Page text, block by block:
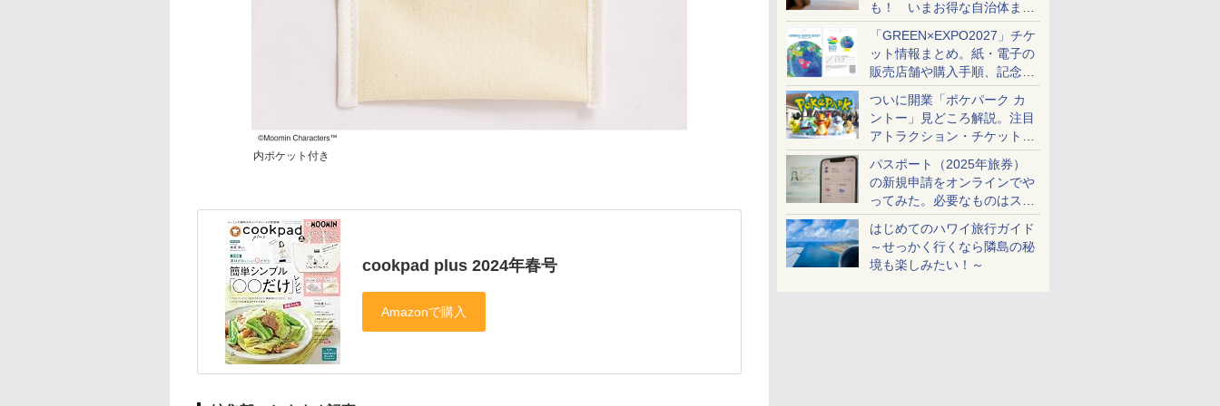
も！ いまお得な自治体まと
め
「GREEN×EXPO2027」チケ
ット情報まとめ。紙・電子の
販売店舗や購入手順、記念チ
ケットも解説
ついに開業「ポケパーク カ
ントー」見どころ解説。注目
アトラクション・チケット手
配・来場前に必要な準備は？
パスポート（2025年旅券）
の新規申請をオンラインでや
ってみた。必要なものはスマ
ホとマイナカードのみ
はじめてのハワイ旅行ガイド
～せっかく行くなら隣島の秘
境も楽しみたい！～
内ポケット付き
cookpad plus 2024年春号